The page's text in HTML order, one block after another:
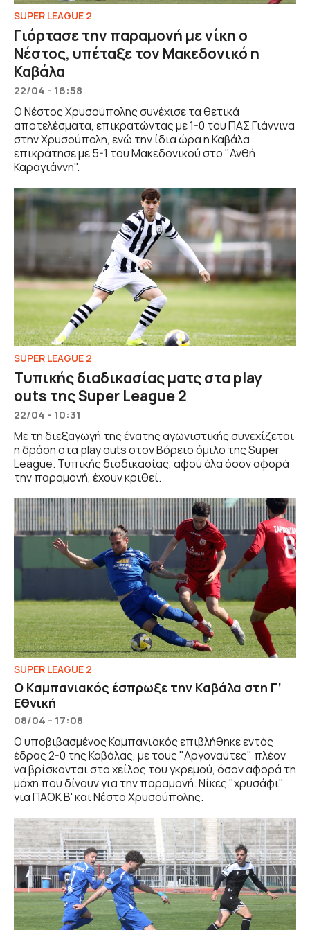
SUPER LEAGUE 2
Γιόρτασε την παραμονή με νίκη ο
Νέστος, υπέταξε τον Μακεδονικό η
Καβάλα
22/04 - 16:58
Ο Νέστος Χρυσούπολης συνέχισε τα θετικά
αποτελέσματα, επικρατώντας με 1-0 του ΠΑΣ Γιάννινα
στην Χρυσούπολη, ενώ την ίδια ώρα η Καβάλα
επικράτησε με 5-1 του Μακεδονικού στο "Ανθή
Καραγιάννη".
SUPER LEAGUE 2
Tυπικής διαδικασίας ματς στα play
outs της Super League 2
22/04 - 10:31
Με τη διεξαγωγή της ένατης αγωνιστικής συνεχίζεται
η δράση στα play outs στον Βόρειο όμιλο της Super
League. Τυπικής διαδικασίας, αφού όλα όσον αφορά
την παραμονή, έχουν κριθεί.
SUPER LEAGUE 2
Ο Καμπανιακός έσπρωξε την Καβάλα στη Γ’
Εθνική
08/04 - 17:08
Ο υποβιβασμένος Καμπανιακός επιβλήθηκε εντός
έδρας 2-0 της Καβάλας, με τους "Αργοναύτες" πλέον
να βρίσκονται στο χείλος του γκρεμού, όσον αφορά τη
μάχη που δίνουν για την παραμονή. Νίκες "χρυσάφι"
για ΠΑΟΚ Β' και Νέστο Χρυσούπολης.